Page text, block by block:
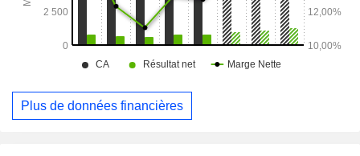
Plus de données financières